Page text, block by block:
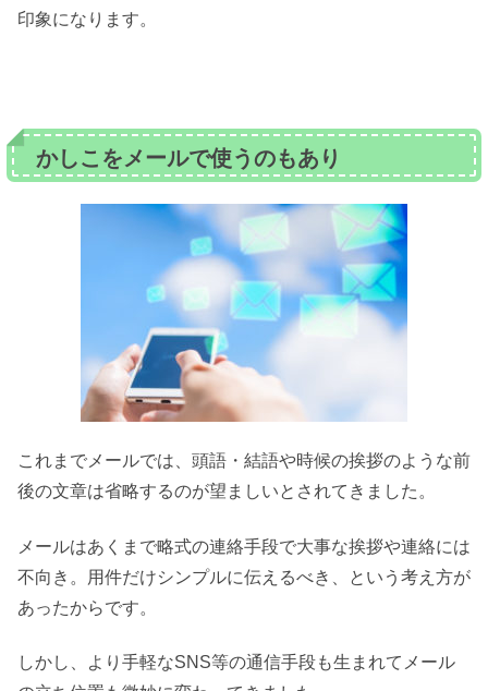
印象になります。
かしこをメールで使うのもあり
これまでメールでは、頭語・結語や時候の挨拶のような前
後の文章は省略するのが望ましいとされてきました。
メールはあくまで略式の連絡手段で大事な挨拶や連絡には
不向き。用件だけシンプルに伝えるべき、という考え方が
あったからです。
しかし、より手軽なSNS等の通信手段も生まれてメール